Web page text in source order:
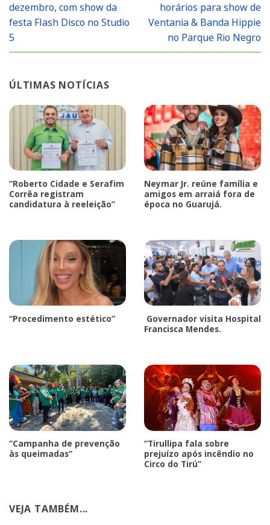
dezembro, com show da
festa Flash Disco no Studio
5
horários para show de
Ventania & Banda Hippie
no Parque Rio Negro
ÚLTIMAS NOTÍCIAS
“Roberto Cidade e Serafim
Corrêa registram
candidatura à reeleição”
Neymar Jr. reúne família e
amigos em arraiá fora de
época no Guarujá.
“Procedimento estético”
Governador visita Hospital
Francisca Mendes.
“Campanha de prevenção
às queimadas”
“Tirullipa fala sobre
prejuízo após incêndio no
Circo do Tirú”
VEJA TAMBÉM...